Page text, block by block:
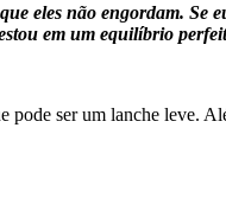
eles não engordam. Se
em um equilíbrio
ser um lanche leve.